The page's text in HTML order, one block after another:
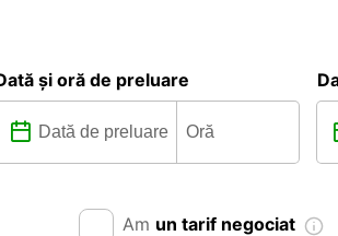
și oră de preluare
Am un tarif negociat